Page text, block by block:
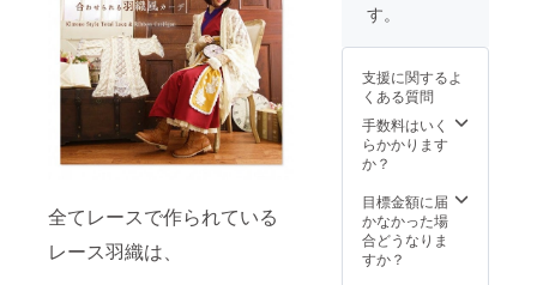
全てレースで作られている
レース羽織は、
す。
支援に関するよ
くある質問
手数料はいく
らかかります
か？
目標金額に届
かなかった場
合どうなりま
すか？